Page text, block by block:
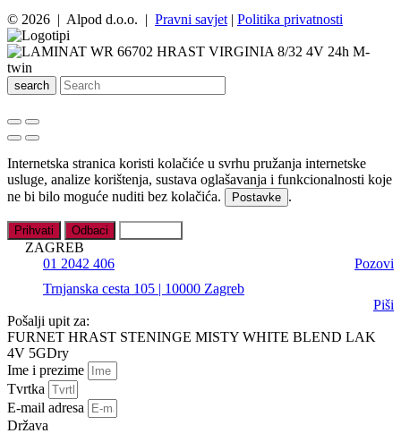
© 2026 | Alpod d.o.o. | Pravni savjet | Politika privatnosti
search
Internetska stranica koristi kolačiće u svrhu pružanja internetske
usluge, analize korištenja, sustava oglašavanja i funkcionalnosti koje
ne bi bilo moguće nuditi bez kolačića.
Postavke .
Prihvati Odbaci
ZAGREB
01 2042 406
Pozovi
Trnjanska cesta 105 | 10000 Zagreb
Piši
Pošalji upit za:
FURNET HRAST STENINGE MISTY WHITE BLEND LAK
4V 5GDry
Ime i prezime
Tvrtka
E-mail adresa
Država